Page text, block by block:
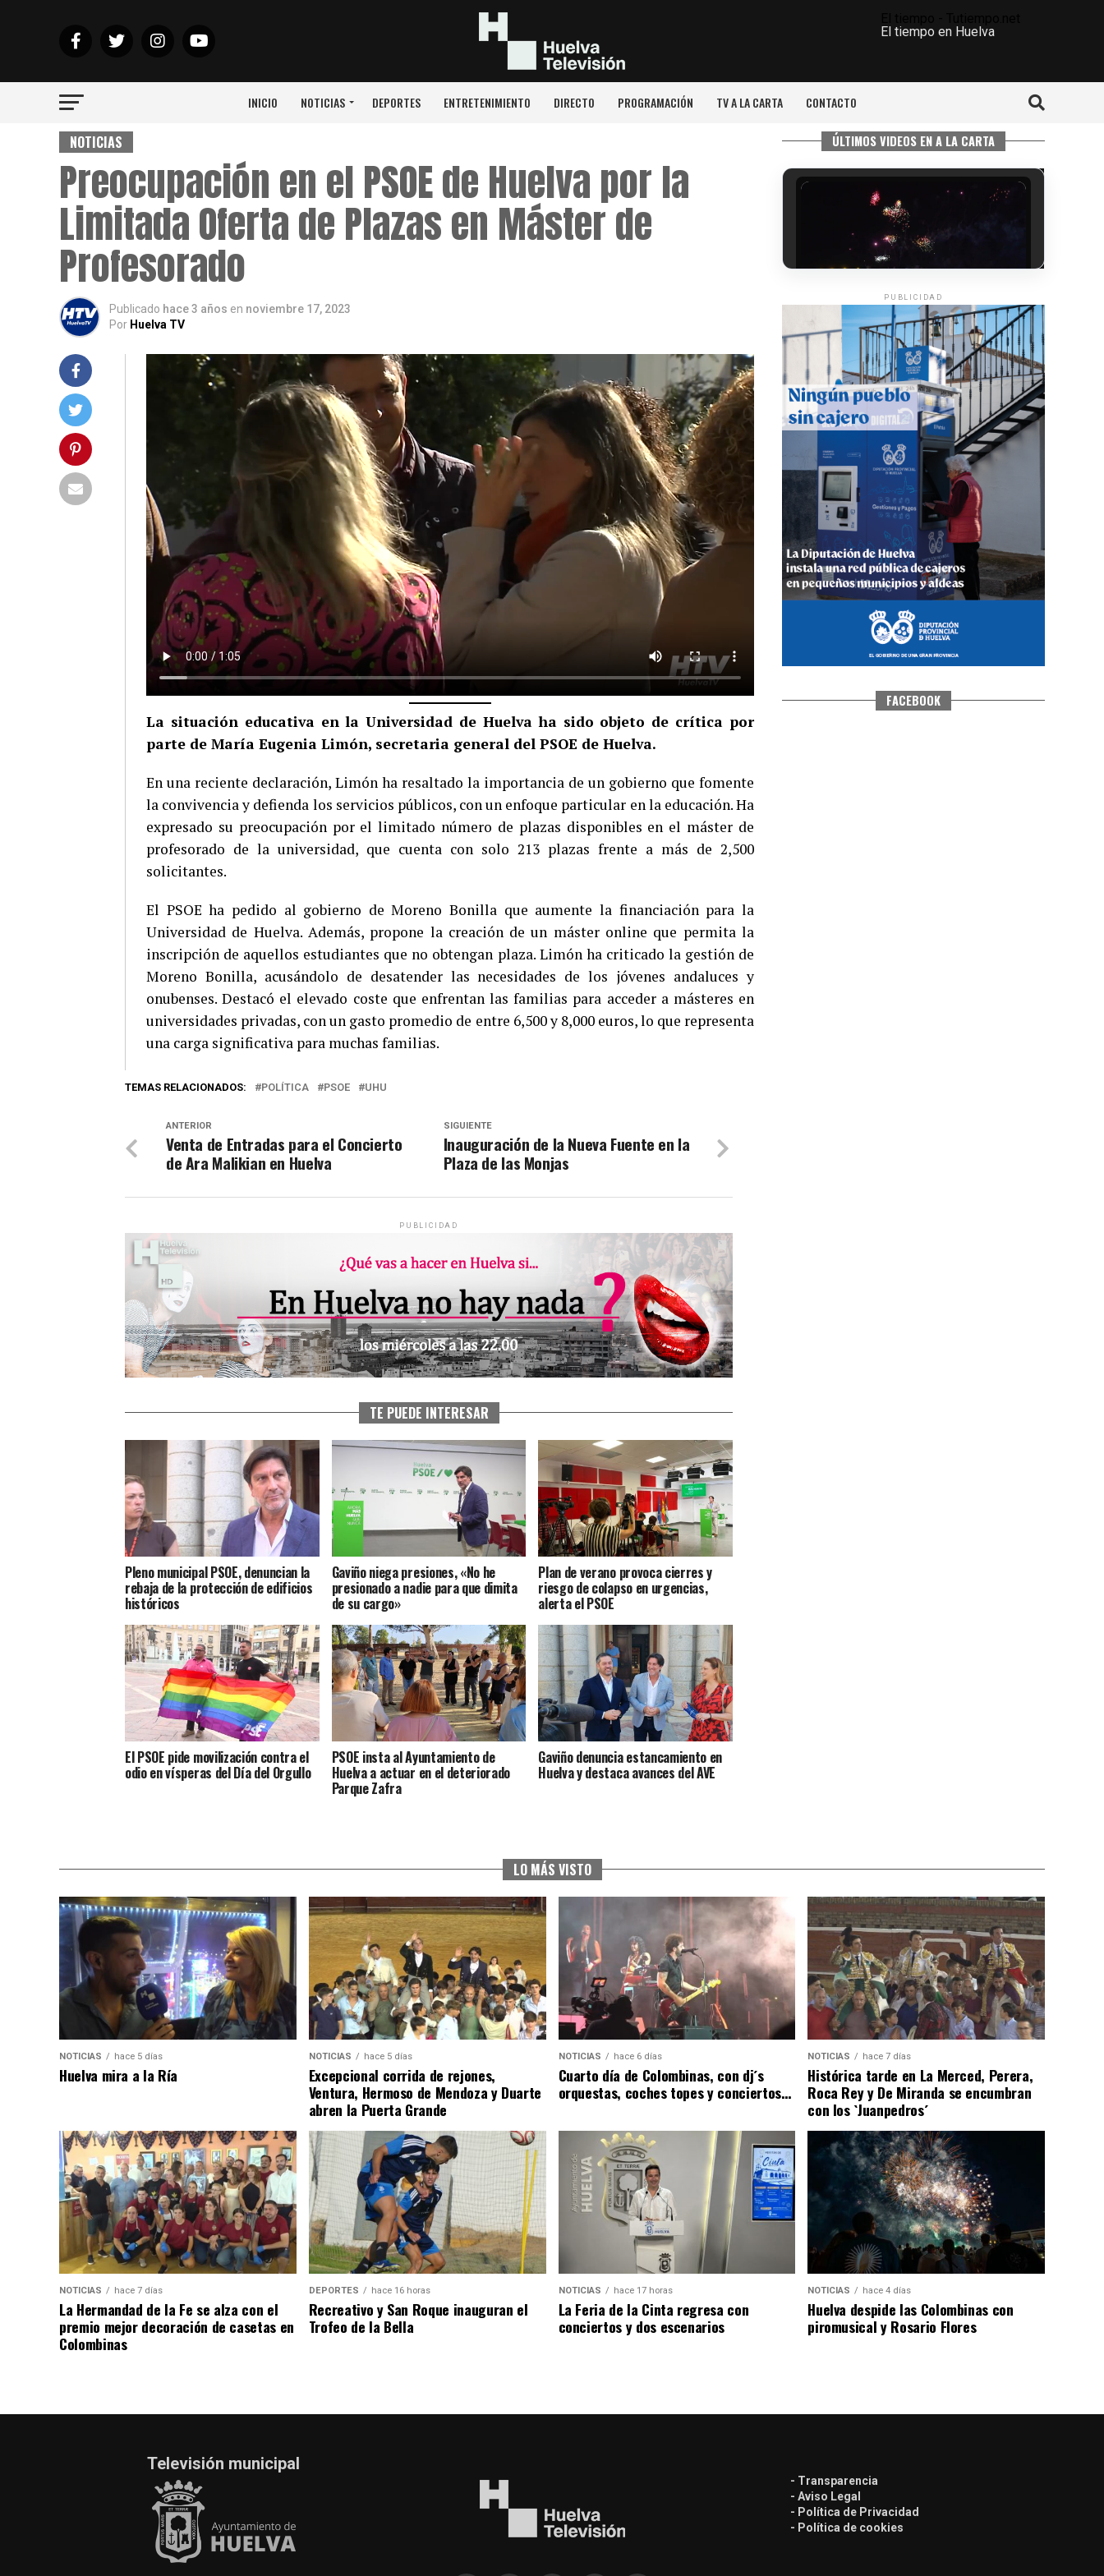
El tiempo en Huelva
INICIO NOTICIAS DEPORTES ENTRETENIMIENTO DIRECTO PROGRAMACIÓN TV A LA CARTA CONTACTO
NOTICIAS
Preocupación en el PSOE de Huelva por la
Limitada Oferta de Plazas en Máster de
Profesorado
Publicado hace 3 años en noviembre 17, 2023
Por Huelva TV
La situación educativa en la Universidad de Huelva ha sido objeto de crítica por
parte de María Eugenia Limón, secretaria general del PSOE de Huelva.
En una reciente declaración, Limón ha resaltado la importancia de un gobierno que fomente
la convivencia y defienda los servicios públicos, con un enfoque particular en la educación. Ha
expresado su preocupación por el limitado número de plazas disponibles en el máster de
profesorado de la universidad, que cuenta con solo 213 plazas frente a más de 2,500
solicitantes.
El PSOE ha pedido al gobierno de Moreno Bonilla que aumente la financiación para la
Universidad de Huelva. Además, propone la creación de un máster online que permita la
inscripción de aquellos estudiantes que no obtengan plaza. Limón ha criticado la gestión de
Moreno Bonilla, acusándolo de desatender las necesidades de los jóvenes andaluces y
onubenses. Destacó el elevado coste que enfrentan las familias para acceder a másteres en
universidades privadas, con un gasto promedio de entre 6,500 y 8,000 euros, lo que representa
una carga significativa para muchas familias.
TEMAS RELACIONADOS: POLÍTICA PSOE UHU
SIGUIENTE
Inauguración de la Nueva Fuente en la
Plaza de las Monjas
ANTERIOR
Venta de Entradas para el Concierto
de Ara Malikian en Huelva
PUBLICIDAD
TE PUEDE INTERESAR
Pleno municipal PSOE, denuncian la
rebaja de la protección de edificios
históricos
Gaviño niega presiones, «No he
presionado a nadie para que dimita
de su cargo»
Plan de verano provoca cierres y
riesgo de colapso en urgencias,
alerta el PSOE
El PSOE pide movilización contra el
odio en vísperas del Día del Orgullo
PSOE insta al Ayuntamiento de
Huelva a actuar en el deteriorado
Parque Zafra
Gaviño denuncia estancamiento en
Huelva y destaca avances del AVE
ÚLTIMOS VIDEOS EN A LA CARTA
6º DÍA DE LAS FIESTAS COLOMBINAS
2026
·Huelvatv
QUINTA CORRIDA DE LAS FIESTAS
COLOMBINAS 2026
hace 5 días· Huelvatv
PUBLICIDAD
FACEBOOK
LO MÁS VISTO
NOTICIAS hace 5 días
Huelva mira a la Ría
NOTICIAS hace 5 días
Excepcional corrida de rejones,
Ventura, Hermoso de Mendoza y Duarte
abren la Puerta Grande
NOTICIAS hace 6 días
Cuarto día de Colombinas, con dj´s
orquestas, coches topes y conciertos…
NOTICIAS hace 7 días
Histórica tarde en La Merced, Perera,
Roca Rey y De Miranda se encumbran
con los `Juanpedros´
NOTICIAS hace 7 días
La Hermandad de la Fe se alza con el
premio mejor decoración de casetas en
Colombinas
DEPORTES hace 16 horas
Recreativo y San Roque inauguran el
Trofeo de la Bella
NOTICIAS hace 17 horas
La Feria de la Cinta regresa con
conciertos y dos escenarios
NOTICIAS hace 4 días
Huelva despide las Colombinas con
piromusical y Rosario Flores
Televisión municipal
- Transparencia
- Aviso Legal
- Política de Privacidad
- Política de cookies